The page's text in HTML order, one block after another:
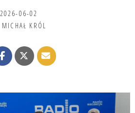
2026-06-02
MICHAŁ KRÓL